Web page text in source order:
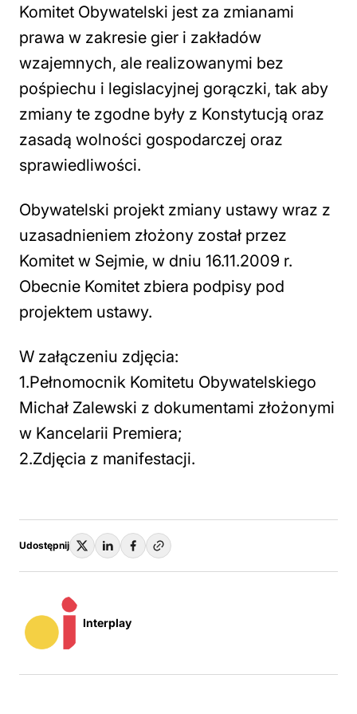
Komitet Obywatelski jest za zmianami
prawa w zakresie gier i zakładów
wzajemnych, ale realizowanymi bez
pośpiechu i legislacyjnej gorączki, tak aby
zmiany te zgodne były z Konstytucją oraz
zasadą wolności gospodarczej oraz
sprawiedliwości.
Obywatelski projekt zmiany ustawy wraz z
uzasadnieniem złożony został przez
Komitet w Sejmie, w dniu 16.11.2009 r.
Obecnie Komitet zbiera podpisy pod
projektem ustawy.
W załączeniu zdjęcia:
1.Pełnomocnik Komitetu Obywatelskiego
Michał Zalewski z dokumentami złożonymi
w Kancelarii Premiera;
2.Zdjęcia z manifestacji.
Udostępnij
Interplay